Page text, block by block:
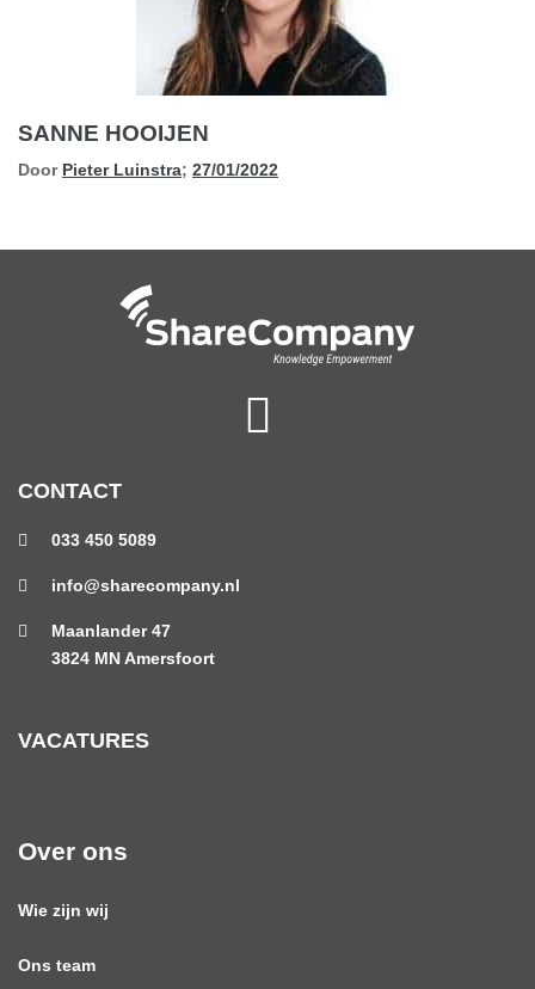
SANNE HOOIJEN
Door Pieter Luinstra; 27/01/2022
CONTACT
033 450 5089
info@sharecompany.nl
Maanlander 47
3824 MN Amersfoort
VACATURES
Over ons
Wie zijn wij
Ons team